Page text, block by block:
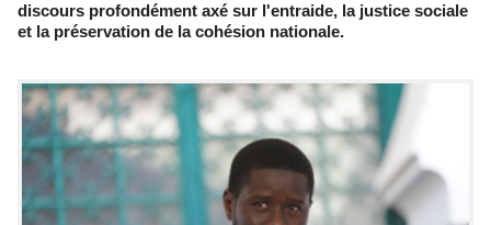
discours profondément axé sur l'entraide, la justice sociale
et la préservation de la cohésion nationale.